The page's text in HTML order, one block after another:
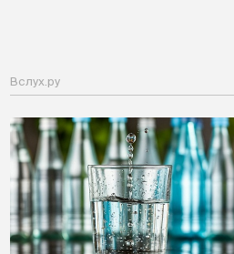
Вслух.ру